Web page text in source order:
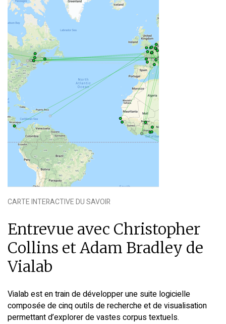
CARTE INTERACTIVE DU SAVOIR
Entrevue avec Christopher
Collins et Adam Bradley de
Vialab
Vialab est en train de développer une suite logicielle
composée de cinq outils de recherche et de visualisation
permettant d’explorer de vastes corpus textuels.